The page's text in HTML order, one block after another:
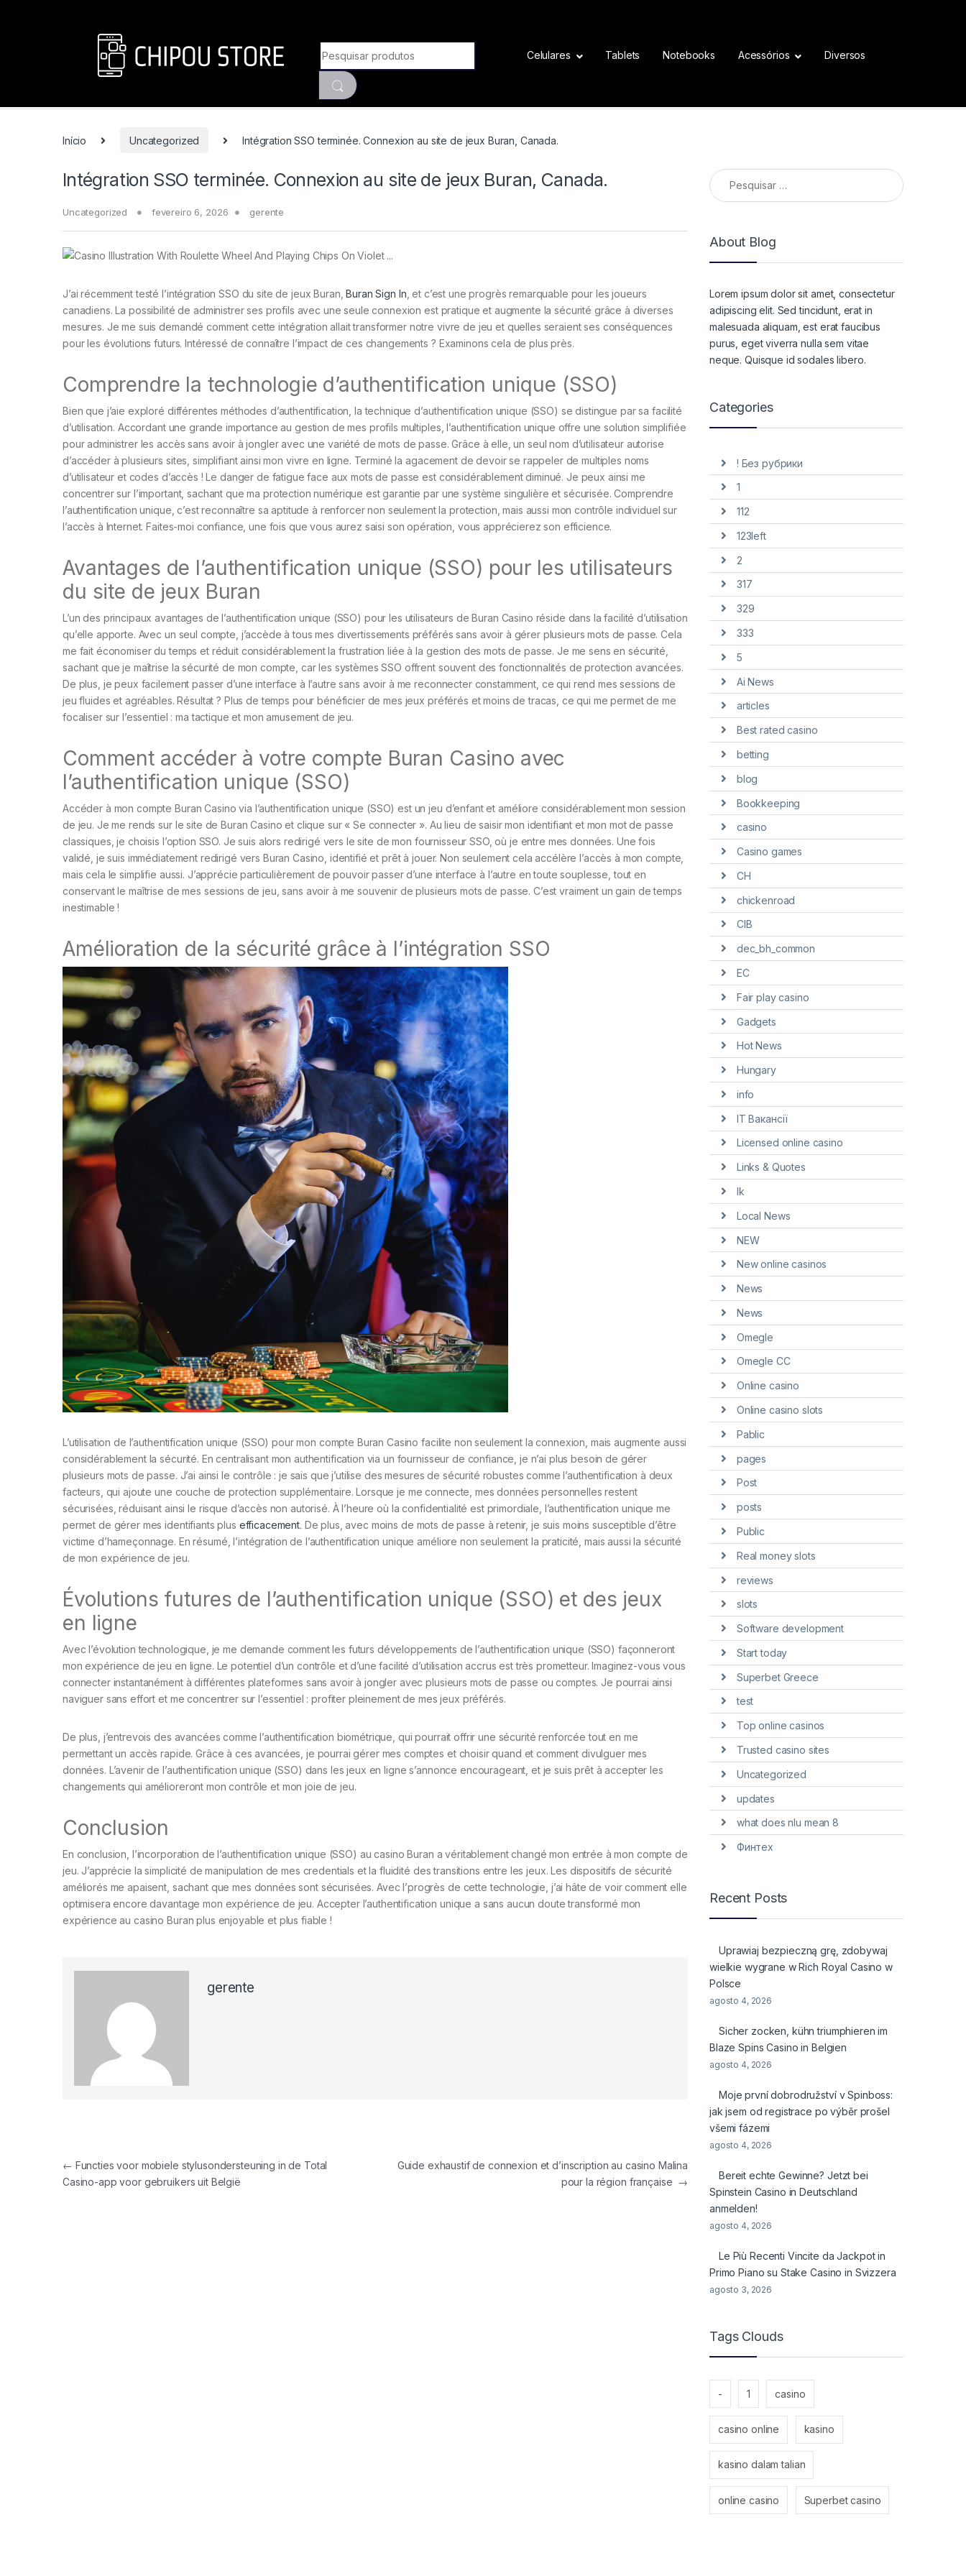
Search for:
Celulares Tablets Notebooks Acessórios Diversos
Início Uncategorized Intégration SSO terminée. Connexion au site de jeux Buran, Canada.
Intégration SSO terminée. Connexion au site de jeux Buran, Canada.
Uncategorized fevereiro 6, 2026 gerente
J’ai récemment testé l’intégration SSO du site de jeux Buran,Buran Sign In , et c’est une progrès remarquable pour les joueurs
canadiens. La possibilité de administrer ses profils avec une seule connexion est pratique et augmente la sécurité grâce à diverses
mesures. Je me suis demandé comment cette intégration allait transformer notre vivre de jeu et quelles seraient ses conséquences
pour les évolutions futurs. Intéressé de connaître l’impact de ces changements ? Examinons cela de plus près.
Comprendre la technologie d’authentification unique (SSO)
Bien que j’aie exploré différentes méthodes d’authentification, la technique d’authentification unique (SSO) se distingue par sa facilité
d’utilisation. Accordant une grande importance au gestion de mes profils multiples, l’authentification unique offre une solution simplifiée
pour administrer les accès sans avoir à jongler avec une variété de mots de passe. Grâce à elle, un seul nom d’utilisateur autorise
d’accéder à plusieurs sites, simplifiant ainsi mon vivre en ligne. Terminé la agacement de devoir se rappeler de multiples noms
d’utilisateur et codes d’accès ! Le danger de fatigue face aux mots de passe est considérablement diminué. Je peux ainsi me
concentrer sur l’important, sachant que ma protection numérique est garantie par une système singulière et sécurisée. Comprendre
l’authentification unique, c’est reconnaître sa aptitude à renforcer non seulement la protection, mais aussi mon contrôle individuel sur
l’accès à Internet. Faites-moi confiance, une fois que vous aurez saisi son opération, vous apprécierez son efficience.
Avantages de l’authentification unique (SSO) pour les utilisateurs
du site de jeux Buran
L’un des principaux avantages de l’authentification unique (SSO) pour les utilisateurs de Buran Casino réside dans la facilité d’utilisation
qu’elle apporte. Avec un seul compte, j’accède à tous mes divertissements préférés sans avoir à gérer plusieurs mots de passe. Cela
me fait économiser du temps et réduit considérablement la frustration liée à la gestion des mots de passe. Je me sens en sécurité,
sachant que je maîtrise la sécurité de mon compte, car les systèmes SSO offrent souvent des fonctionnalités de protection avancées.
De plus, je peux facilement passer d’une interface à l’autre sans avoir à me reconnecter constamment, ce qui rend mes sessions de
jeu fluides et agréables. Résultat ? Plus de temps pour bénéficier de mes jeux préférés et moins de tracas, ce qui me permet de me
focaliser sur l’essentiel : ma tactique et mon amusement de jeu.
Comment accéder à votre compte Buran Casino avec
l’authentification unique (SSO)
Accéder à mon compte Buran Casino via l’authentification unique (SSO) est un jeu d’enfant et améliore considérablement mon session
de jeu. Je me rends sur le site de Buran Casino et clique sur « Se connecter ». Au lieu de saisir mon identifiant et mon mot de passe
classiques, je choisis l’option SSO. Je suis alors redirigé vers le site de mon fournisseur SSO, où je entre mes données. Une fois
validé, je suis immédiatement redirigé vers Buran Casino, identifié et prêt à jouer. Non seulement cela accélère l’accès à mon compte,
mais cela le simplifie aussi. J’apprécie particulièrement de pouvoir passer d’une interface à l’autre en toute souplesse, tout en
conservant le maîtrise de mes sessions de jeu, sans avoir à me souvenir de plusieurs mots de passe. C’est vraiment un gain de temps
inestimable !
Amélioration de la sécurité grâce à l’intégration SSO
L’utilisation de l’authentification unique (SSO) pour mon compte Buran Casino facilite non seulement la connexion, mais augmente aussi
considérablement la sécurité. En centralisant mon authentification via un fournisseur de confiance, je n’ai plus besoin de gérer
plusieurs mots de passe. J’ai ainsi le contrôle : je sais que j’utilise des mesures de sécurité robustes comme l’authentification à deux
facteurs, qui ajoute une couche de protection supplémentaire. Lorsque je me connecte, mes données personnelles restent
sécurisées, réduisant ainsi le risque d’accès non autorisé. À l’heure où la confidentialité est primordiale, l’authentification unique me
permet de gérer mes identifiants plus efficacement. De plus, avec moins de mots de passe à retenir, je suis moins susceptible d’être
victime d’hameçonnage. En résumé, l’intégration de l’authentification unique améliore non seulement la praticité, mais aussi la sécurité
de mon expérience de jeu.
Évolutions futures de l’authentification unique (SSO) et des jeux
en ligne
Avec l’évolution technologique, je me demande comment les futurs développements de l’authentification unique (SSO) façonneront
mon expérience de jeu en ligne. Le potentiel d’un contrôle et d’une facilité d’utilisation accrus est très prometteur. Imaginez-vous vous
connecter instantanément à différentes plateformes sans avoir à jongler avec plusieurs mots de passe ou comptes. Je pourrai ainsi
naviguer sans effort et me concentrer sur l’essentiel : profiter pleinement de mes jeux préférés.
De plus, j’entrevois des avancées comme l’authentification biométrique, qui pourrait offrir une sécurité renforcée tout en me
permettant un accès rapide. Grâce à ces avancées, je pourrai gérer mes comptes et choisir quand et comment divulguer mes
données. L’avenir de l’authentification unique (SSO) dans les jeux en ligne s’annonce encourageant, et je suis prêt à accepter les
changements qui amélioreront mon contrôle et mon joie de jeu.
Conclusion
En conclusion, l’incorporation de l’authentification unique (SSO) au casino Buran a véritablement changé mon entrée à mon compte de
jeu. J’apprécie la simplicité de manipulation de mes credentials et la fluidité des transitions entre les jeux. Les dispositifs de sécurité
améliorés me apaisent, sachant que mes données sont sécurisées. Avec l’progrès de cette technologie, j’ai hâte de voir comment elle
optimisera encore davantage mon expérience de jeu. Accepter l’authentification unique a sans aucun doute transformé mon
expérience au casino Buran plus enjoyable et plus fiable !
gerente
Navegação de Post
← Functies voor mobiele stylusondersteuning in de Total
Casino-app voor gebruikers uit België
Guide exhaustif de connexion et d’inscription au casino Malina
pour la région française →
Pesquisar por:
About Blog
Lorem ipsum dolor sit amet, consectetur
adipiscing elit. Sed tincidunt, erat in
malesuada aliquam, est erat faucibus
purus, eget viverra nulla sem vitae
neque. Quisque id sodales libero.
Categories
! Без рубрики
1
112
123left
2
317
329
333
5
Ai News
articles
Best rated casino
betting
blog
Bookkeeping
casino
Casino games
CH
chickenroad
CIB
dec_bh_common
EC
Fair play casino
Gadgets
Hot News
Hungary
info
IT Вакансії
Licensed online casino
Links & Quotes
lk
Local News
NEW
New online casinos
News
News
Omegle
Omegle CC
Online casino
Online casino slots
Pablic
pages
Post
posts
Public
Real money slots
reviews
slots
Software development
Start today
Superbet Greece
test
Top online casinos
Trusted casino sites
Uncategorized
updates
what does nlu mean 8
Финтех
Recent Posts
Uprawiaj bezpieczną grę, zdobywaj
wielkie wygrane w Rich Royal Casino w
Polsce
agosto 4, 2026
Sicher zocken, kühn triumphieren im
Blaze Spins Casino in Belgien
agosto 4, 2026
Moje první dobrodružství v Spinboss:
jak jsem od registrace po výběr prošel
všemi fázemi
agosto 4, 2026
Bereit echte Gewinne? Jetzt bei
Spinstein Casino in Deutschland
anmelden!
agosto 4, 2026
Le Più Recenti Vincite da Jackpot in
Primo Piano su Stake Casino in Svizzera
agosto 3, 2026
Tags Clouds
- 1 casino
casino online kasino
kasino dalam talian
online casino Superbet casino